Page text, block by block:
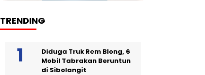
TRENDING
Diduga Truk Rem Blong, 6
Mobil Tabrakan Beruntun
di Sibolangit